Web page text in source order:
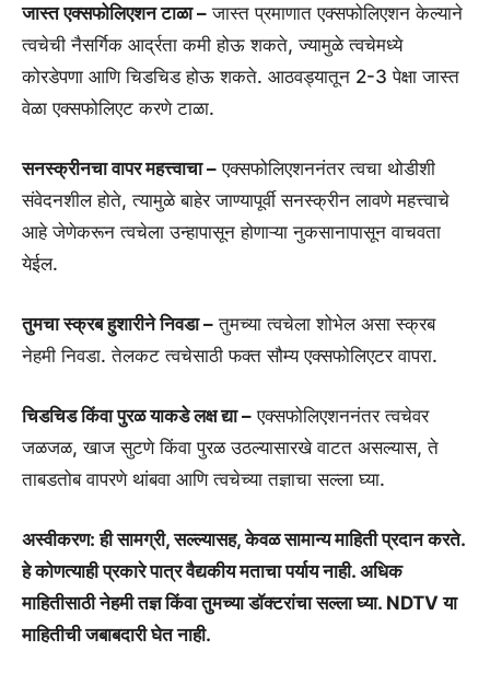
जास्त एक्सफोलिएशन टाळा – जास्त प्रमाणात एक्सफोलिएशन केल्याने
त्वचेची नैसर्गिक आर्द्रता कमी होऊ शकते, ज्यामुळे त्वचेमध्ये
कोरडेपणा आणि चिडचिड होऊ शकते. आठवड्यातून 2-3 पेक्षा जास्त
वेळा एक्सफोलिएट करणे टाळा.
सनस्क्रीनचा वापर महत्त्वाचा – एक्सफोलिएशननंतर त्वचा थोडीशी
संवेदनशील होते, त्यामुळे बाहेर जाण्यापूर्वी सनस्क्रीन लावणे महत्त्वाचे
आहे जेणेकरून त्वचेला उन्हापासून होणाऱ्या नुकसानापासून वाचवता
येईल.
तुमचा स्क्रब हुशारीने निवडा – तुमच्या त्वचेला शोभेल असा स्क्रब
नेहमी निवडा. तेलकट त्वचेसाठी फक्त सौम्य एक्सफोलिएटर वापरा.
चिडचिड किंवा पुरळ याकडे लक्ष द्या – एक्सफोलिएशननंतर त्वचेवर
जळजळ, खाज सुटणे किंवा पुरळ उठल्यासारखे वाटत असल्यास, ते
ताबडतोब वापरणे थांबवा आणि त्वचेच्या तज्ञाचा सल्ला घ्या.
अस्वीकरण: ही सामग्री, सल्ल्यासह, केवळ सामान्य माहिती प्रदान करते.
हे कोणत्याही प्रकारे पात्र वैद्यकीय मताचा पर्याय नाही. अधिक
माहितीसाठी नेहमी तज्ञ किंवा तुमच्या डॉक्टरांचा सल्ला घ्या. NDTV या
माहितीची जबाबदारी घेत नाही.